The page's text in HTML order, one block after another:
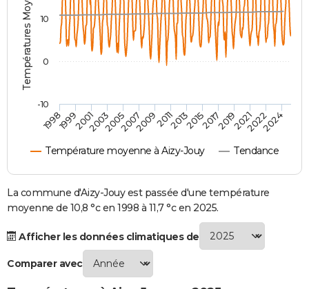
Destinations
City break
Voyage nature
Voyage de noces
Forum
Climat
PHOTO
GUIDES D'ACHAT
BONS PLANS
CARTE DE VOEUX
Carte de Noël
Carte Bonne année
Carte Saint-Valentin
Carte Pâques
Carte d'anniversaire
DICTIONNAIRE
Dictionnaire
Biographies
Citations
Expressions
Proverbes
PROGRAMME TV
S'inscrire
Se connecter
Lycées
Collèges
Primaires
Universités
Entreprises
Service militaire
Avis de recherche
AVIS DE DÉCÈS
FORUM
Bricolage
Lifestyle
Culture
Sport
Auto
Television
Voyage
Cinema
Température moyenne à Aizy-Jouy Tendance
199819992001200320052007200920112013201520172019202120222024
0
10
-10
La commune d'Aizy-Jouy est passée d'une température
moyenne de 10,8 °c en 1998 à 11,7 °c en 2025.
Afficher les données climatiques de
Comparer avec